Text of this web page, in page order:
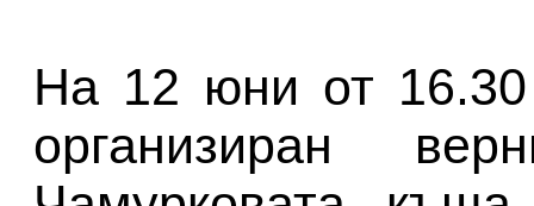
На 12 юни от
организиран